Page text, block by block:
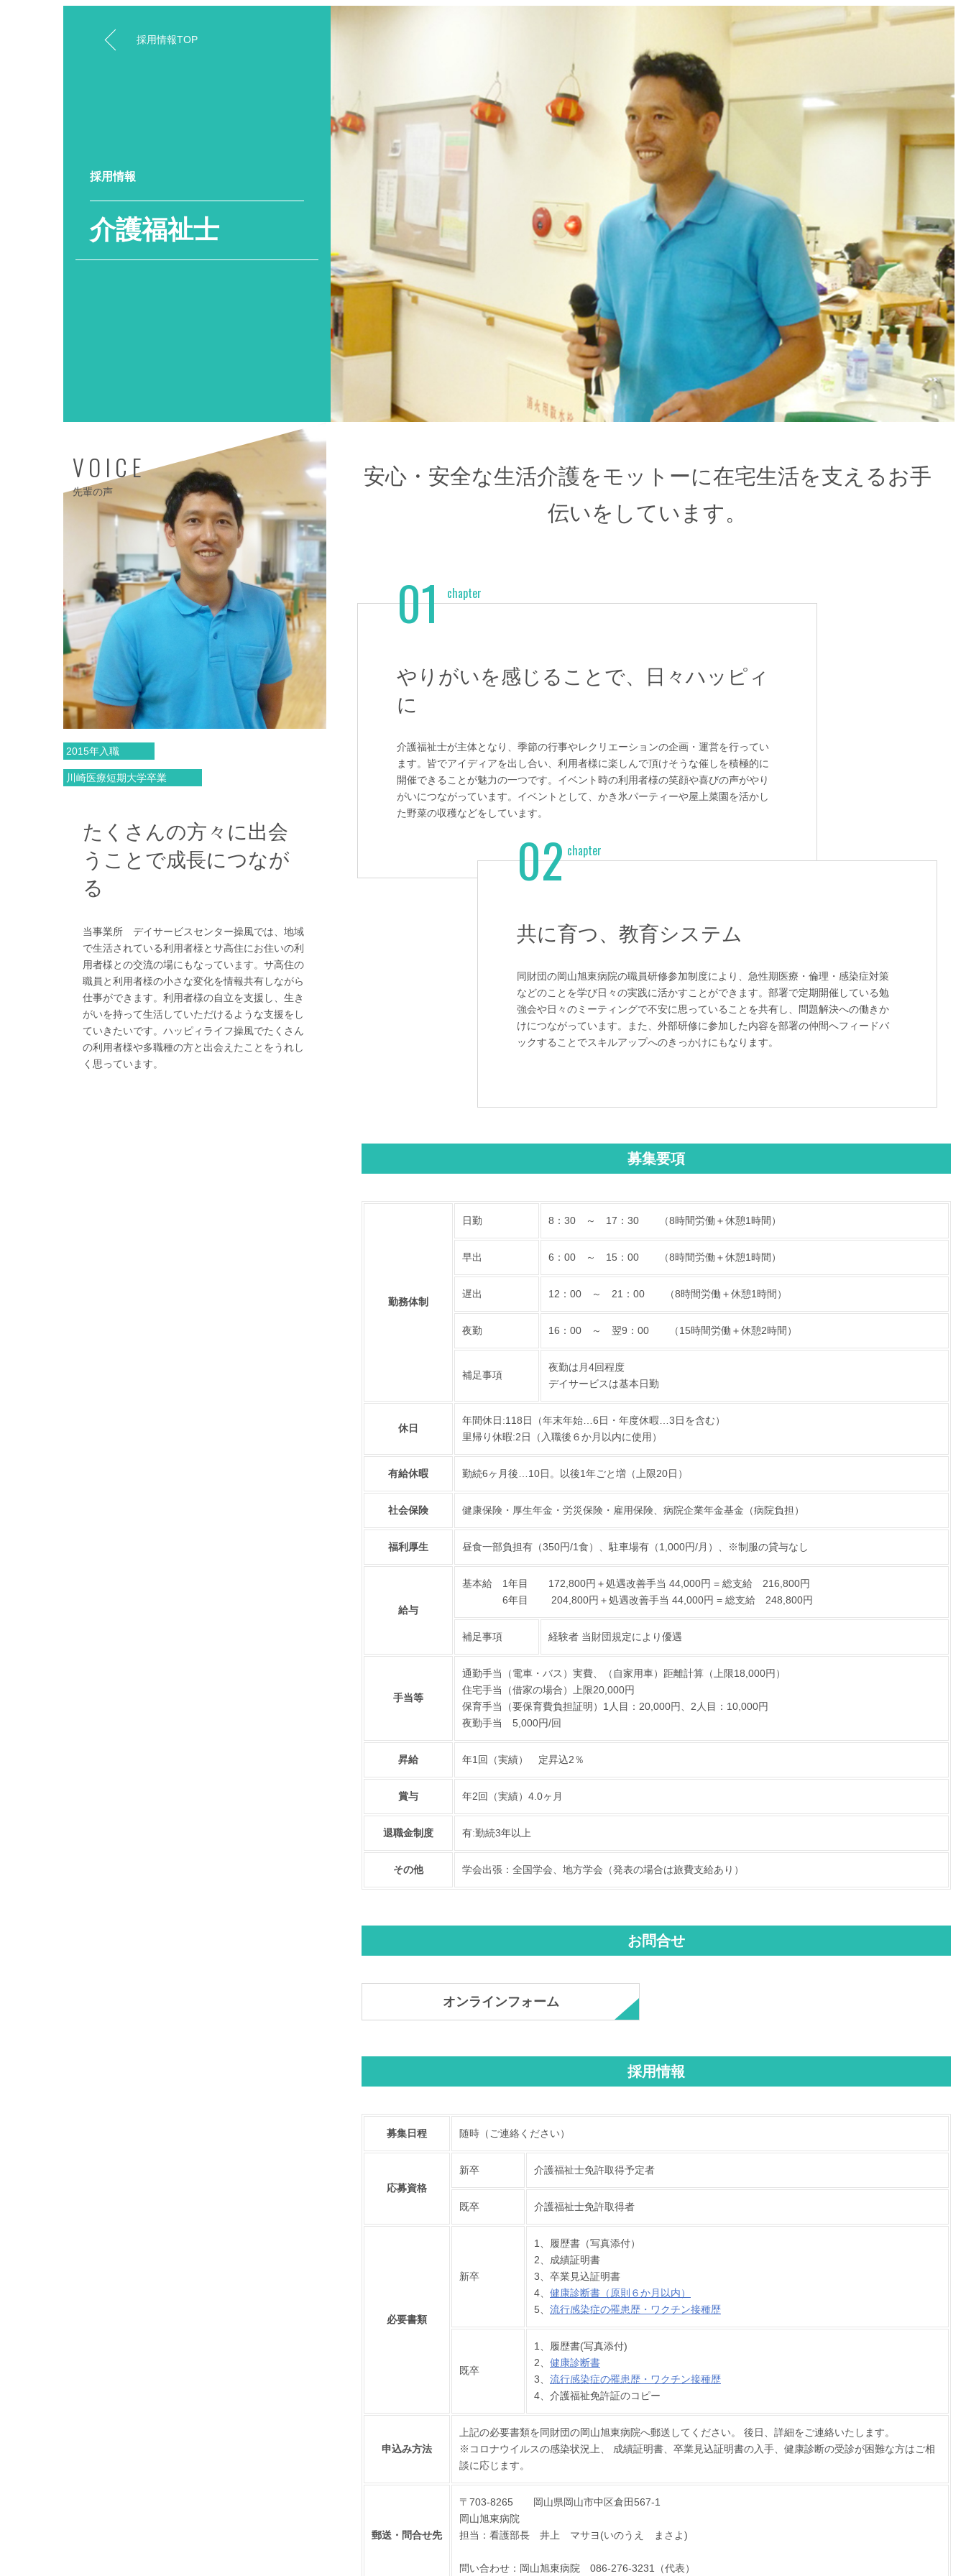
採用情報
介護福祉士
採用情報TOP
VOICE
先輩の声
2015年入職
川崎医療短期大学卒業
たくさんの方々に出会
うことで成長につなが
る
当事業所 デイサービスセンター操風では、地域
で生活されている利用者様とサ高住にお住いの利
用者様との交流の場にもなっています。サ高住の
職員と利用者様の小さな変化を情報共有しながら
仕事ができます。利用者様の自立を支援し、生き
がいを持って生活していただけるような支援をし
ていきたいです。ハッピィライフ操風でたくさん
の利用者様や多職種の方と出会えたことをうれし
く思っています。
安心・安全な生活介護をモットーに在宅生活を支えるお手
伝いをしています。
やりがいを感じることで、日々ハッピィ
に
介護福祉士が主体となり、季節の行事やレクリエーションの企画・運営を行ってい
ます。皆でアイディアを出し合い、利用者様に楽しんで頂けそうな催しを積極的に
開催できることが魅力の一つです。イベント時の利用者様の笑顔や喜びの声がやり
がいにつながっています。イベントとして、かき氷パーティーや屋上菜園を活かし
た野菜の収穫などをしています。
共に育つ、教育システム
同財団の岡山旭東病院の職員研修参加制度により、急性期医療・倫理・感染症対策
などのことを学び日々の実践に活かすことができます。部署で定期開催している勉
強会や日々のミーティングで不安に思っていることを共有し、問題解決への働きか
けにつながっています。また、外部研修に参加した内容を部署の仲間へフィードバ
ックすることでスキルアップへのきっかけにもなります。
募集要項
勤務体制
日勤 8：30 ～ 17：30 （8時間労働＋休憩1時間）
早出 6：00 ～ 15：00 （8時間労働＋休憩1時間）
遅出 12：00 ～ 21：00 （8時間労働＋休憩1時間）
夜勤 16：00 ～ 翌9：00 （15時間労働＋休憩2時間）
補足事項
夜勤は月4回程度
デイサービスは基本日勤
休日
年間休日:118日（年末年始…6日・年度休暇…3日を含む）
里帰り休暇:2日（入職後６か月以内に使用）
有給休暇 勤続6ヶ月後…10日。以後1年ごと増（上限20日）
社会保険 健康保険・厚生年金・労災保険・雇用保険、病院企業年金基金（病院負担）
福利厚生 昼食一部負担有（350円/1食）、駐車場有（1,000円/月）、※制服の貸与なし
給与
基本給 1年目 172,800円＋処遇改善手当 44,000円 = 総支給 216,800円
6年目 204,800円＋処遇改善手当 44,000円 = 総支給 248,800円
補足事項 経験者 当財団規定により優遇
手当等
通勤手当（電車・バス）実費、（自家用車）距離計算（上限18,000円）
住宅手当（借家の場合）上限20,000円
保育手当（要保育費負担証明）1人目：20,000円、2人目：10,000円
夜勤手当 5,000円/回
昇給 年1回（実績） 定昇込2％
賞与 年2回（実績）4.0ヶ月
退職金制度 有:勤続3年以上
その他 学会出張：全国学会、地方学会（発表の場合は旅費支給あり）
お問合せ
オンラインフォーム
採用情報
募集日程 随時（ご連絡ください）
応募資格
新卒 介護福祉士免許取得予定者
既卒 介護福祉士免許取得者
必要書類
新卒
1、履歴書（写真添付）
2、成績証明書
3、卒業見込証明書
4、 健康診断書（原則６か月以内）
5、 流行感染症の罹患歴・ワクチン接種歴
既卒
1、履歴書(写真添付)
2、 健康診断書
3、 流行感染症の罹患歴・ワクチン接種歴
4、介護福祉免許証のコピー
申込み方法
上記の必要書類を同財団の岡山旭東病院へ郵送してください。 後日、詳細をご連絡いたします。
※コロナウイルスの感染状況上、 成績証明書、卒業見込証明書の入手、健康診断の受診が困難な方はご相
談に応じます。
郵送・問合せ先
〒703-8265 岡山県岡山市中区倉田567-1
岡山旭東病院
担当：看護部長 井上 マサヨ(いのうえ まさよ)
問い合わせ：岡山旭東病院 086-276-3231（代表）